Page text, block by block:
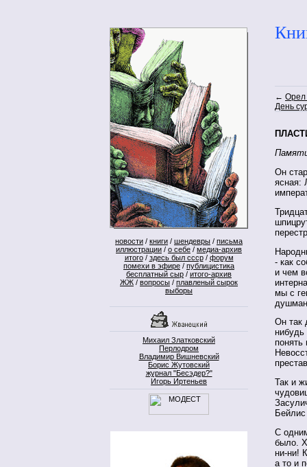
новости / книги / шендевры / письма
иллюстрации / о себе / медиа-архив
итого/ здесь был ссср/ форум
помехи в эфире / публицистика
бесплатный сыр / итого-архив
ЖЖ / вопросы / плавленый сырок
выборы
Михаил Златковский
Перлодром
Владимир Вишневский
Борис Жутовский
журнал "Бесэдер?"
Игорь Иртеньев
← Орел
День
Он
ясная:
- как
и чем
мы с
Он так
нибудь
понять
Так и
С
было.
ни-ни!
а то и